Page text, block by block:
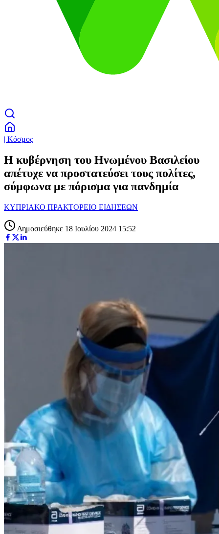
| Κόσμος
Η κυβέρνηση του Ηνωμένου Βασιλείου
απέτυχε να προστατεύσει τους πολίτες,
σύμφωνα με πόρισμα για πανδημία
ΚΥΠΡΙΑΚΟ ΠΡΑΚΤΟΡΕΙΟ ΕΙΔΗΣΕΩΝ
Δημοσιεύθηκε 18 Ιουλίου 2024 15:52